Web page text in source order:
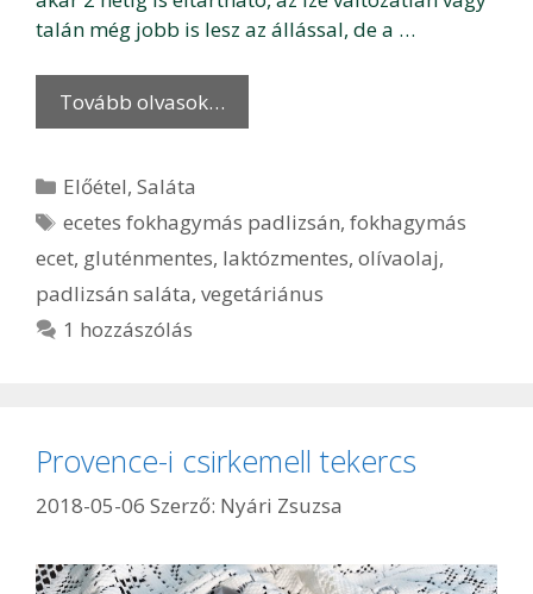
talán még jobb is lesz az állással, de a …
Tovább olvasok…
Kategória
Előétel,Saláta
Címkék
ecetes fokhagymás padlizsán,fokhagymás
ecet, gluténmentes, laktózmentes, olívaolaj,
padlizsán saláta, vegetáriánus
1 hozzászólás
Provence-i csirkemell tekercs
2018-05-06 Szerző: Nyári Zsuzsa